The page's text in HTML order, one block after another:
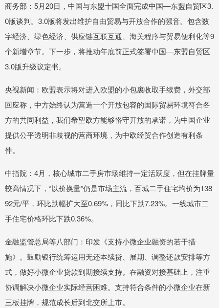
商务部：5月20日，中国与东盟十国全面完成中国—东盟自贸区3.
0版谈判。3.0版将发出维护自由贸易与开放合作的强音。包含数
字经济、绿色经济、供应链互联互通、海关程序与贸易便利化等9
个新增章节。下一步，将推动年底前正式签署中国—东盟自贸区
3.0版升级议定书。
央视新闻：欧盟表示将对进入欧盟的小包裹收取手续费，外交部
回应称，中方始终认为营造一个开放包容的国际贸易环境符合各
方的共同利益，我们希望欧方能够恪守开放的承诺，为中国企业
提供公平透明非歧视的营商环境，为中欧经贸合作创造有利条
件。
中指院：4月，核心城市二手房市场维持一定活跃度，但在挂牌量
较高情况下，“以价换量”仍是市场主流，百城二手住宅均价为138
92元/平，环比跌幅扩大至0.69%，同比下跌7.23%。一线城市二
手住宅价格环比下跌0.36%。
金融监管总局等八部门：印发《支持小微企业融资的若干措
施》。鼓励银行统筹运用无还本续贷、展期、调整还款安排等方
式，做好小微企业贷款到期接续支持。在融资对接基础上，注重
协调解决小微企业实际经营困难。支持符合条件的小微企业在新
三板挂牌，规范成长后到北交所上市。